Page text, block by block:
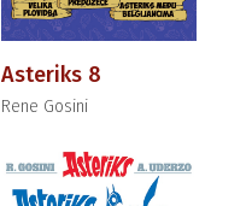
Asteriks 8
Rene Gosini